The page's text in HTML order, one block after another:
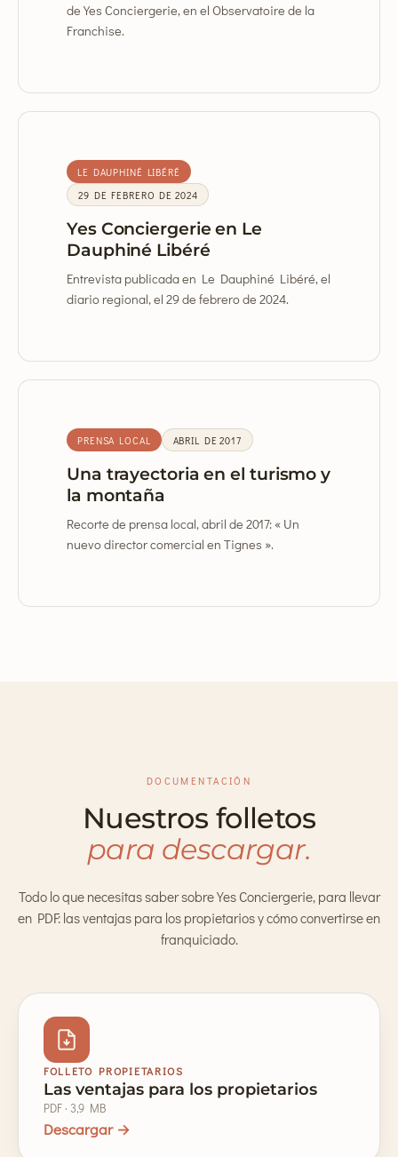
de Yes Conciergerie, en el Observatoire de la
Franchise.
LE DAUPHINÉ LIBÉRÉ
29 DE FEBRERO DE 2024
Yes Conciergerie en Le
Dauphiné Libéré
Entrevista publicada en Le Dauphiné Libéré, el
diario regional, el 29 de febrero de 2024.
PRENSA LOCAL ABRIL DE 2017
Una trayectoria en el turismo y
la montaña
Recorte de prensa local, abril de 2017: « Un
nuevo director comercial en Tignes ».
DOCUMENTACIÓN
Nuestros folletos
para descargar.
Todo lo que necesitas saber sobre Yes Conciergerie, para llevar
en PDF: las ventajas para los propietarios y cómo convertirse en
franquiciado.
FOLLETO PROPIETARIOS
Las ventajas para los propietarios
PDF · 3,9 MB
Descargar →